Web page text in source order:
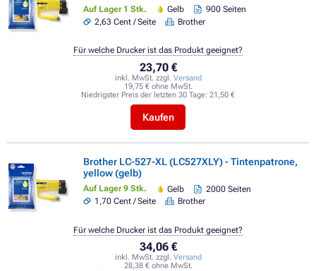
Auf Lager 1 Stk. Gelb
900 Seiten
2,63 Cent / Seite
Brother
23,70 €
inkl. MwSt. zzgl. Versand
19,75 € ohne MwSt.
Niedrigster Preis der letzten 30 Tage: 21,50 €
Kaufen
Für welche Drucker ist das Produkt geeignet?
Brother LC-527-XL (LC527XLY) - Tintenpatrone,
yellow (gelb)
Auf Lager 9 Stk. Gelb
2000 Seiten
1,70 Cent / Seite
Brother
34,06 €
inkl. MwSt. zzgl. Versand
28,38 € ohne MwSt.
Für welche Drucker ist das Produkt geeignet?